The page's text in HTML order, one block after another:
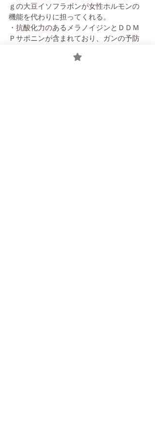
ｇの大豆イソフラボンが女性ホルモンの
機能を代わりに担ってくれる。
・抗酸化力のあるメラノイジンとＤＤＭ
Ｐサポニンが含まれており、ガンの予防
・レシチンが脂肪の代謝を促進し、肝臓